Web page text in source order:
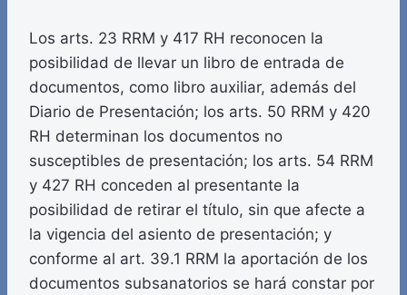
Los arts. 23 RRM y 417 RH reconocen la
posibilidad de llevar un libro de entrada de
documentos, como libro auxiliar, además del
Diario de Presentación; los arts. 50 RRM y 420
RH determinan los documentos no
susceptibles de presentación; los arts. 54 RRM
y 427 RH conceden al presentante la
posibilidad de retirar el título, sin que afecte a
la vigencia del asiento de presentación; y
conforme al art. 39.1 RRM la aportación de los
documentos subsanatorios se hará constar por